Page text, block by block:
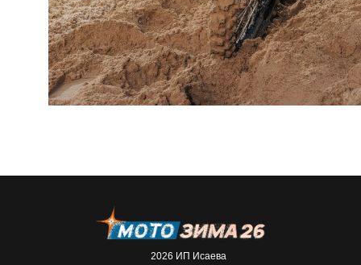
2026 ИП Исаева